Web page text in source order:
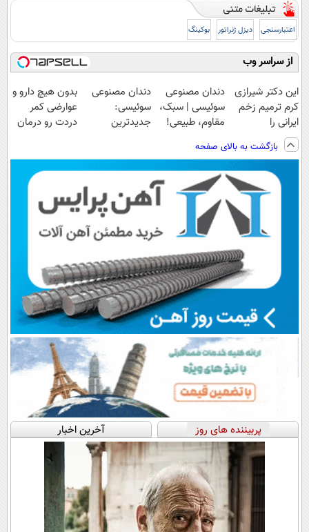
اعتبارسنجی دیزل ژنراتور بوکینگ
از سراسر وب
این دکتر شیرازی
کرم ترمیم زخم
ایرانی را
ساخت!!!
دندان مصنوعی
سوئیسی | سبک،
مقاوم، طبیعی!
رایگان+پرداخت
اقساطی😍
دندان مصنوعی
سوئیسی:
جدیدترین
پرداخت قسطی
بدون هیچ دارو و
عوارضی کمر
دردت رو درمان
بازگشت به بالای صفحه
پربیننده های روز آخرین اخبار